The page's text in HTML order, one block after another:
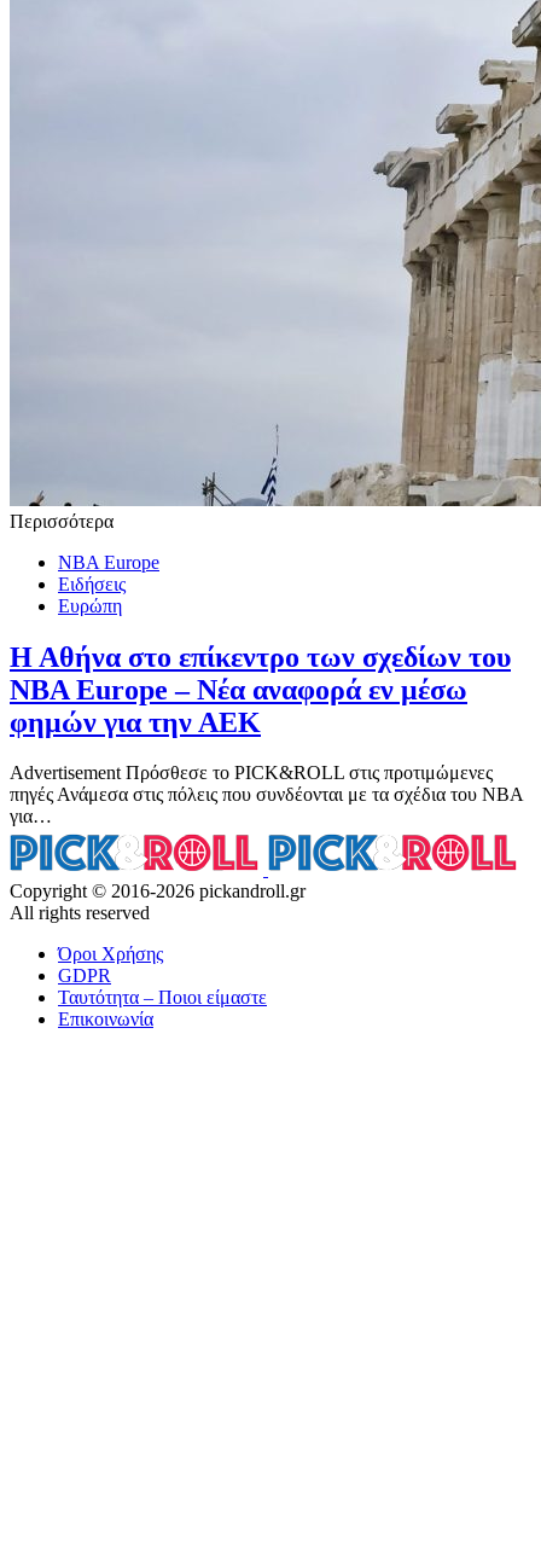
Περισσότερα
NBA Europe
Ειδήσεις
Ευρώπη
Η Αθήνα στο επίκεντρο των σχεδίων του
NBA Europe – Νέα αναφορά εν μέσω
φημών για την ΑΕΚ
Advertisement Πρόσθεσε το PICK&ROLL στις προτιμώμενες
πηγές Ανάμεσα στις πόλεις που συνδέονται με τα σχέδια του NBA
για…
Copyright © 2016-2026 pickandroll.gr
All rights reserved
Όροι Χρήσης
GDPR
Ταυτότητα – Ποιοι είμαστε
Επικοινωνία